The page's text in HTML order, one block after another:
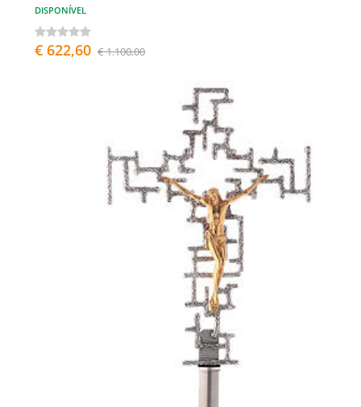
DISPONÍVEL
€ 622,60 € 1.100,00